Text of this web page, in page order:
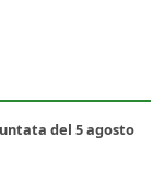
del 5 agosto